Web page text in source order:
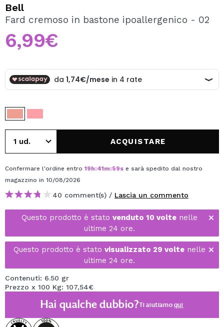
Creando un account su Maquibeauty.it potrai fare i tuoi
acquisti velocemente, controllare lo stato dei tuoi ordini e
consultare le tue operazioni precedenti.
CREARE UN ACCOUNT
Bell
Fard cremoso in bastone ipoallergenico - 02
6,99€
ACQUISTARE
Confermare l'ordine entro 19h:41m:59s e sarà spedito dal nostro
magazzino in 10/08/2026
40 comment(s) / Lascia un commento
Questo prodotto è stato venduto 10 volte nelle
ultime 24 ore.
Questo prodotto è stato visualizzato 29 volte nelle
ultime 24 ore.
Contenuti: 6.50 gr
Prezzo x 100 Kg: 107,54€
Hai qualche dubbio?Ti aiutiamoqui